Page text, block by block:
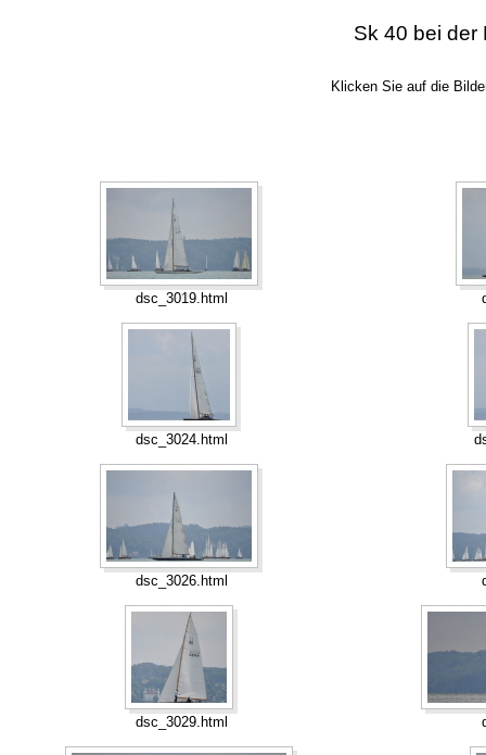
Sk 40 bei der
Klicken Sie auf die
dsc_3019.html
dsc_3024.html
dsc_3026.html
dsc_3029.html